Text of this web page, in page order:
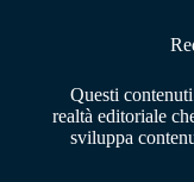
Questi
realtà editoriale
sviluppa